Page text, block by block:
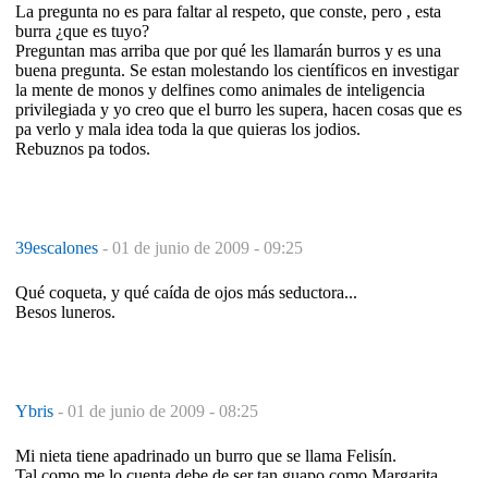
La pregunta no es para faltar al respeto, que conste, pero , esta
burra ¿que es tuyo?
Preguntan mas arriba que por qué les llamarán burros y es una
buena pregunta. Se estan molestando los científicos en investigar
la mente de monos y delfines como animales de inteligencia
privilegiada y yo creo que el burro les supera, hacen cosas que es
pa verlo y mala idea toda la que quieras los jodios.
Rebuznos pa todos.
39escalones - 01 de junio de 2009 - 09:25
Qué coqueta, y qué caída de ojos más seductora...
Besos luneros.
Ybris - 01 de junio de 2009 - 08:25
Mi nieta tiene apadrinado un burro que se llama Felisín.